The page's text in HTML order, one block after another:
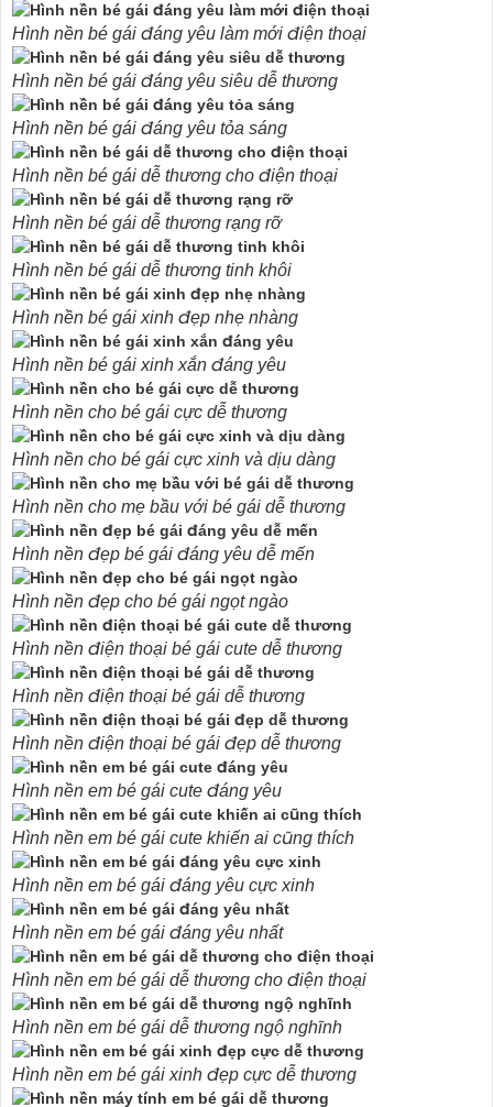
Hình nền bé gái đáng yêu làm mới điện thoại
Hình nền bé gái đáng yêu siêu dễ thương
Hình nền bé gái đáng yêu tỏa sáng
Hình nền bé gái dễ thương cho điện thoại
Hình nền bé gái dễ thương rạng rỡ
Hình nền bé gái dễ thương tinh khôi
Hình nền bé gái xinh đẹp nhẹ nhàng
Hình nền bé gái xinh xắn đáng yêu
Hình nền cho bé gái cực dễ thương
Hình nền cho bé gái cực xinh và dịu dàng
Hình nền cho mẹ bầu với bé gái dễ thương
Hình nền đẹp bé gái đáng yêu dễ mến
Hình nền đẹp cho bé gái ngọt ngào
Hình nền điện thoại bé gái cute dễ thương
Hình nền điện thoại bé gái dễ thương
Hình nền điện thoại bé gái đẹp dễ thương
Hình nền em bé gái cute đáng yêu
Hình nền em bé gái cute khiến ai cũng thích
Hình nền em bé gái đáng yêu cực xinh
Hình nền em bé gái đáng yêu nhất
Hình nền em bé gái dễ thương cho điện thoại
Hình nền em bé gái dễ thương ngộ nghĩnh
Hình nền em bé gái xinh đẹp cực dễ thương